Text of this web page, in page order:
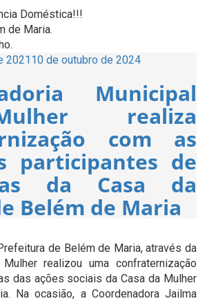
Doméstica!!!
de Maria.
202110 de outubro de 2024
Municipal
realiza
com as
participantes de
da Casa da
Belém de Maria
de Belém de Maria, através da
realizou uma confraternização
das ações sociais da Casa da Mulher
Na ocasião, a Coordenadora Jailma